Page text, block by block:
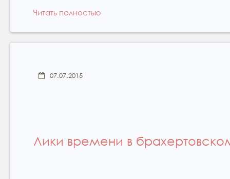
Читать полностью
07.07.2015
Лики времени в